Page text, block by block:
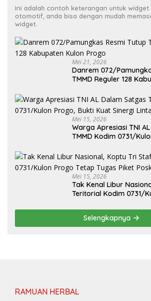
Ini adalah contoh keterangan untuk
otomotif, anda bisa dengan mudah
widget.
Mei 21, 2026
Danrem 072/
TMMD Reguler 128
Mei 15, 2026
Warga Apresiasi TNI
TMMD Kodim 0731/
Mei 15, 2026
Tak Kenal Libur
Teritorial Kodim 0731/
Selengkapnya
RAMUAN HERBAL